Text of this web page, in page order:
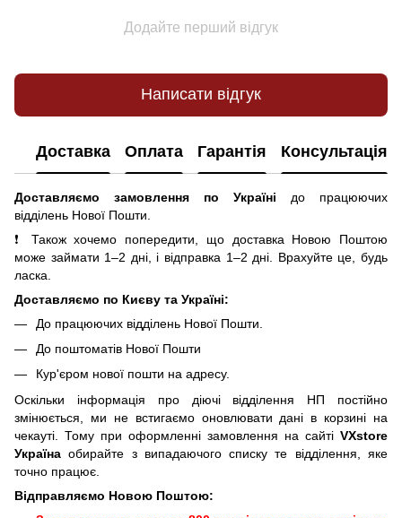
Додайте перший відгук
Написати відгук
Доставка Оплата Гарантія Консультація
Доставляємо замовлення по Україні
до працюючих
відділень Нової Пошти.
❗ Також хочемо попередити, що доставка Новою Поштою
може займати 1–2 дні, і відправка 1–2 дні. Врахуйте це, будь
ласка.
Доставляємо по Києву та Україні:
До працюючих відділень Нової Пошти.
До поштоматів Нової Пошти
Кур'єром нової пошти на адресу.
Оскільки інформація про діючі відділення НП постійно
змінюється, ми не встигаємо оновлювати дані в корзині на
чекауті. Тому при оформленні замовлення на сайті VXstore
Україна обирайте з випадаючого списку те відділення, яке
точно працює.
Відправляємо Новою Поштою: